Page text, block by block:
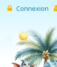
Connexion